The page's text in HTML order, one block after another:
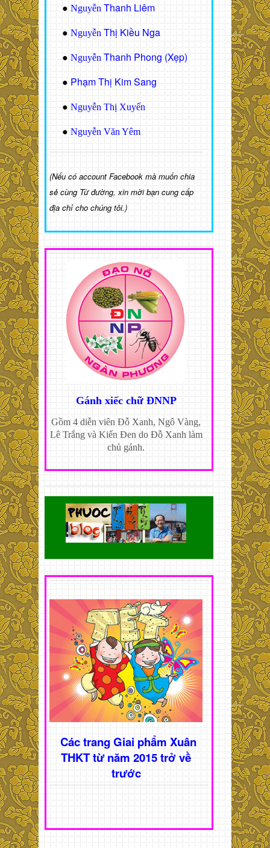
● Nguyễn Thanh Liêm
● Nguyễn Thị Kiều Nga
● Nguyễn Thanh Phong (Xẹp)
● Phạm Thị Kim Sang
● Nguyễn Thị Xuyến
● Nguyễn Văn Yêm
(Nếu có account Facebook mà muốn chia
sẻ cùng Từ đường, xin mời bạn cung cấp
địa chỉ cho chúng tôi.)
Gánh xiếc chữ ĐNNP
Gồm 4 diễn viên Đỗ Xanh, Ngô Vàng,
Lê Trắng và Kiến Đen do Đỗ Xanh làm
chủ gánh.
Các trang Giai phẩm Xuân
THKT từ năm 2015 trở về
trước